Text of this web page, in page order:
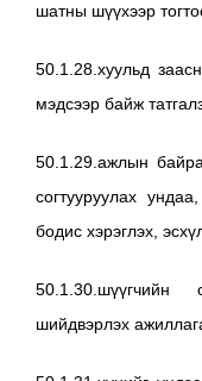
шатны шүүхээр
50.1.28.хуульд
мэдсээр байж
50.1.29.ажлын
согтууруулах
бодис хэрэглэх,
шийдвэрлэх